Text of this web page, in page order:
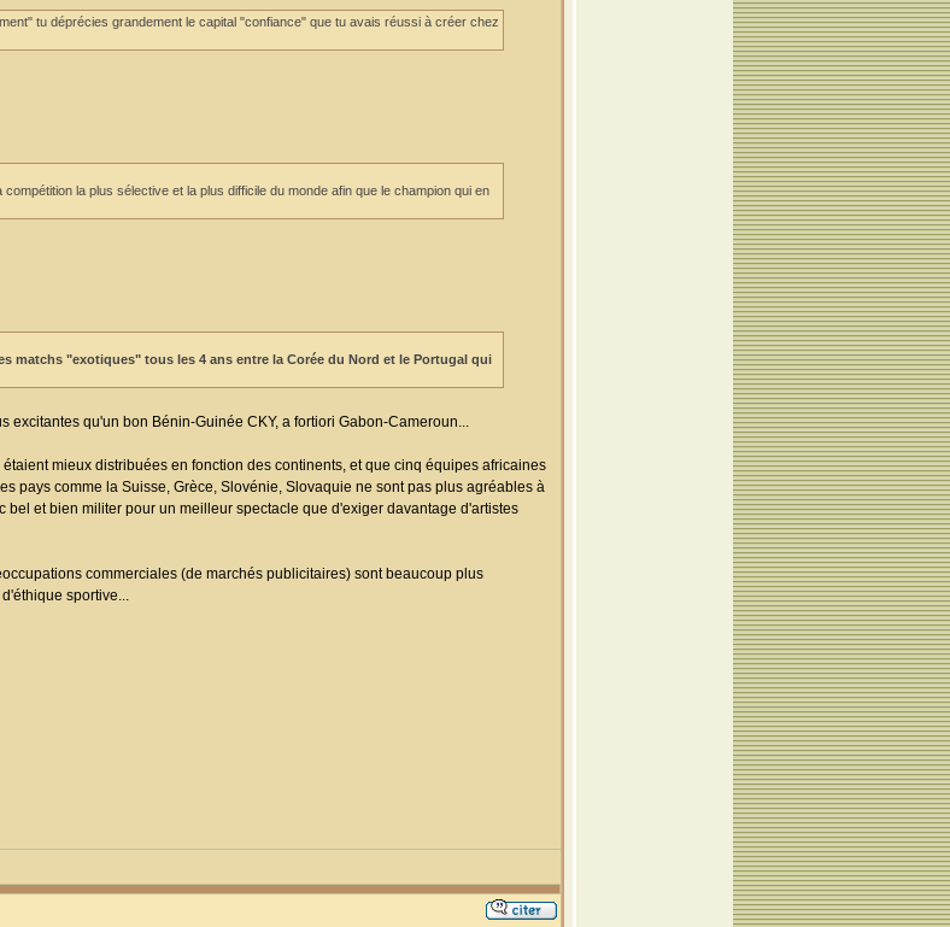
tu déprécies grandement le capital "confiance" que tu avais réussi à créer chez
la plus sélective et la plus difficile du monde afin que le champion qui en
matchs "exotiques" tous les 4 ans entre la Corée du Nord et le Portugal qui
excitantes qu'un bon Bénin-Guinée CKY, a fortiori Gabon-Cameroun...
mieux distribuées en fonction des continents, et que cinq équipes africaines
pays comme la Suisse, Grèce, Slovénie, Slovaquie ne sont pas plus agréables à
et bien militer pour un meilleur spectacle que d'exiger davantage d'artistes
commerciales (de marchés publicitaires) sont beaucoup plus
sportive...